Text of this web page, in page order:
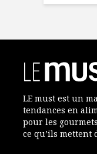
LE must est un
tendances en
pour les
ce qu’ils mettent